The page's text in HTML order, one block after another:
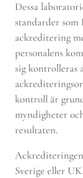
Dessa
standarder som
ackreditering
personalens
sig kontrolleras
kontroll är
myndigheter
resultaten.
Ackrediteringen
Sverige eller